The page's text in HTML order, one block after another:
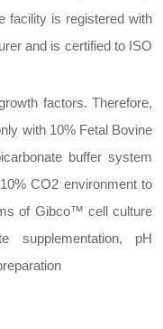
facility is registered with
and is certified to ISO
factors. Therefore,
with 10% Fetal Bovine
buffer system
CO2 environment to
of Gibco™ cell culture
supplementation, pH